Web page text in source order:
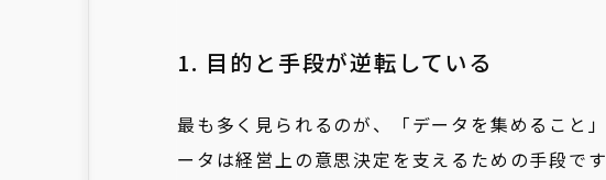
1. 目的と手段が逆転している
最も多く見られるのが、「データを集めること
ータは経営上の意思決定を支えるための手段で